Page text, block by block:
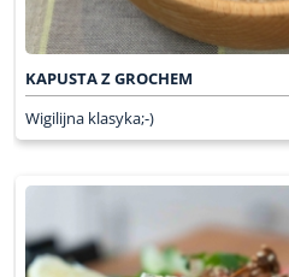
KAPUSTA Z GROCHEM
Wigilijna klasyka;-)